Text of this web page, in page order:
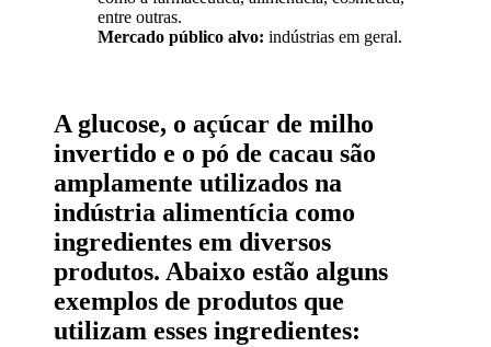
entre outras.
Mercado público alvo: indústrias em geral.
A glucose, o açúcar de milho
invertido e o pó de cacau são
amplamente utilizados na
indústria alimentícia como
ingredientes em diversos
produtos. Abaixo estão alguns
exemplos de produtos que
utilizam esses ingredientes: